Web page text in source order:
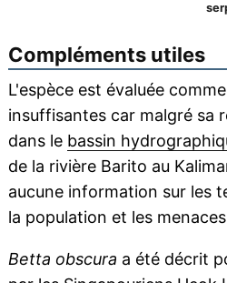
Compléments utiles
L'espèce est évaluée
insuffisantes car malgré sa
dans le bassin
de la rivière Barito au
aucune information sur les
la population et les
Betta obscura a été décrit